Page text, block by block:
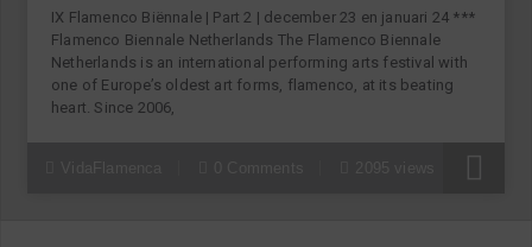
IX Flamenco Biënnale | Part 2 | december 23 en januari 24 ***
Flamenco Biennale Netherlands The Flamenco Biennale
Netherlands is an international performing arts festival with
one of Europe’s oldest art forms, flamenco, at its beating
heart. Since 2006,